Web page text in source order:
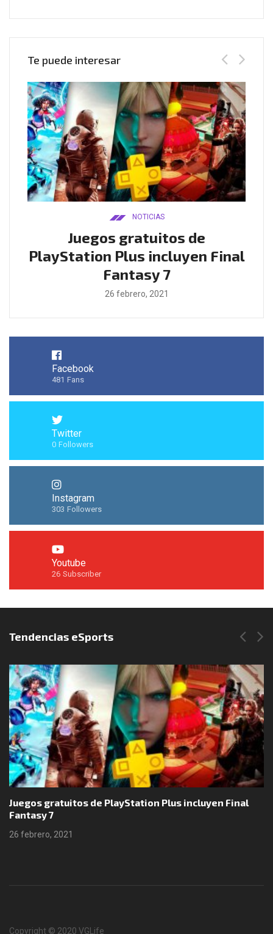
Te puede interesar
NOTICIAS
Juegos gratuitos de
PlayStation Plus incluyen Final
Fantasy 7
26 febrero, 2021
Facebook
481 Fans
Twitter
0 Followers
Instagram
303 Followers
Youtube
26 Subscriber
Síguenos en Instagram
Tendencias eSports
Juegos gratuitos de PlayStation Plus incluyen Final
Fantasy 7
26 febrero, 2021
Copyright © 2020 VGLife